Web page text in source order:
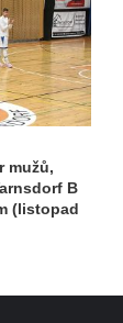
mužů,
B
(listopad